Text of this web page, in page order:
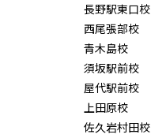
長野駅東口校
西尾張部校
青木島校
須坂駅前校
屋代駅前校
上田原校
佐久岩村田校